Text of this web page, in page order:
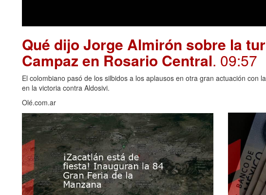
Qué dijo Jorge Almirón sobre la
Campaz en Rosario Central. 09:57
El colombiano pasó de los silbidos a los aplausos en otra gran actuación con
en la victoria contra Aldosivi.
Olé.com.ar